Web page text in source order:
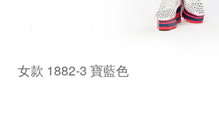
女款 1882-3 寶藍色